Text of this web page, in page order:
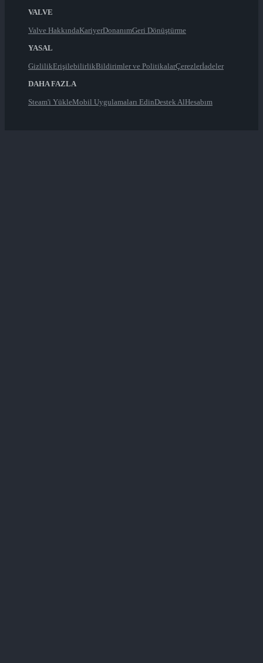
VALVE
Valve HakkındaKariyerDonanımGeri Dönüştürme
YASAL
GizlilikErişilebilirlikBildirimler ve PolitikalarÇerezlerİadeler
DAHA FAZLA
Steam'i YükleMobil Uygulamaları EdinDestek AlHesabım